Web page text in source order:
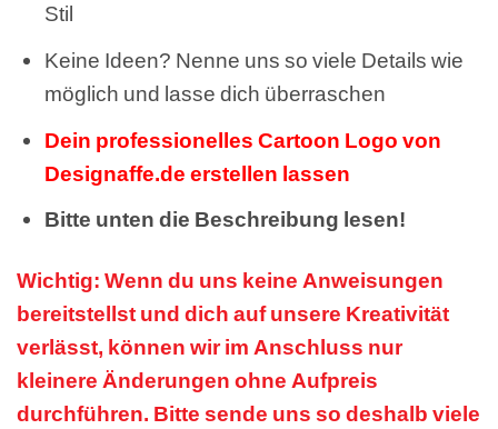
Stil
Keine Ideen? Nenne uns so viele Details wie
möglich und lasse dich überraschen
Dein professionelles Cartoon Logo von
Designaffe.de erstellen lassen
Bitte unten die Beschreibung lesen!
Wichtig: Wenn du uns keine Anweisungen
bereitstellst und dich auf unsere Kreativität
verlässt, können wir im Anschluss nur
kleinere Änderungen ohne Aufpreis
durchführen. Bitte sende uns so deshalb viele